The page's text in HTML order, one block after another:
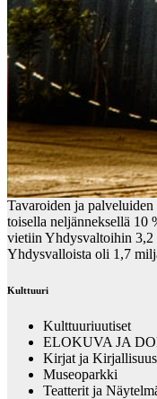
Tavaroiden ja
toisella neljänneksellä 10
vietiin Yhdysvaltoihin 3,2
Yhdysvalloista oli 1,7
Kulttuuri
Kulttuuriuutiset
ELOKUVA JA
Kirjat ja Kirjallisuus
Museoparkki
Teatterit ja